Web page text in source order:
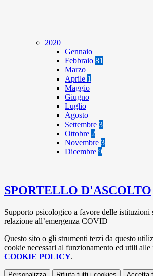
2020
Gennaio
Febbraio 81
Marzo
Aprile 1
Maggio
Giugno
Luglio
Agosto
Settembre 3
Ottobre 2
Novembre 3
Dicembre 9
SPORTELLO D'ASCOLTO
Supporto psicologico a favore delle istituzioni
relazione all’emergenza COVID
Questo sito o gli strumenti terzi da questo
cookie necessari al funzionamento ed utili
COOKIE POLICY.